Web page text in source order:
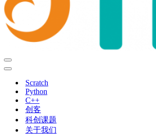
导
航
导
Scratch
Python
C++
创客
科创课题
关于我们